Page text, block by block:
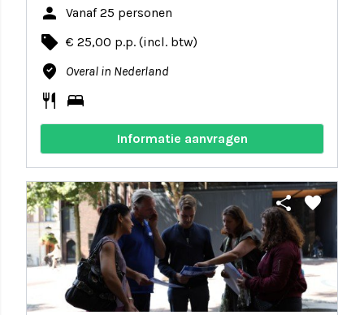
person Vanaf 25 personen
local_offer € 25,00 p.p. (incl. btw)
where_to_vote Overal in Nederland
restaurant bed
Informatie aanvragen
share favorite